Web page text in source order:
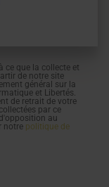
ce que la collecte et
de notre site
général sur la
et Libertés.
de retrait de votre
par ce
au
notre politique de